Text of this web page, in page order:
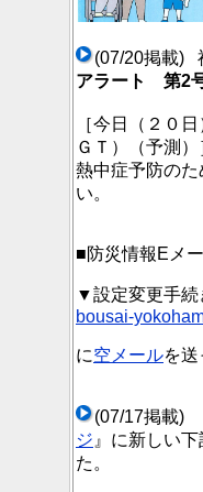
(07/20掲載)
アラート 第2
［今日（２０
ＧＴ）（予測
熱中症予防の
い。
■防災情報Eメ
▼設定変更手
bousai-
に空メールを送
(07/17掲載)
ジ 』に新しい
た。